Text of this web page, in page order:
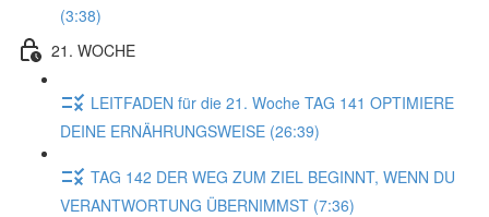
(3:38)
21. WOCHE
LEITFADEN für die 21. Woche TAG 141 OPTIMIERE
DEINE ERNÄHRUNGSWEISE (26:39)
TAG 142 DER WEG ZUM ZIEL BEGINNT, WENN DU
VERANTWORTUNG ÜBERNIMMST (7:36)